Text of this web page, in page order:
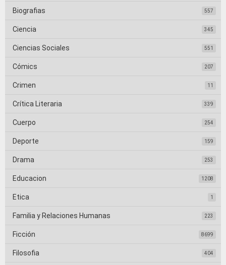
Biografias 557
Ciencia 345
Ciencias Sociales 551
Cómics 207
Crimen 11
Crítica Literaria 339
Cuerpo 254
Deporte 159
Drama 253
Educacion 1208
Etica 1
Familia y Relaciones Humanas 223
Ficción 8699
Filosofia 404